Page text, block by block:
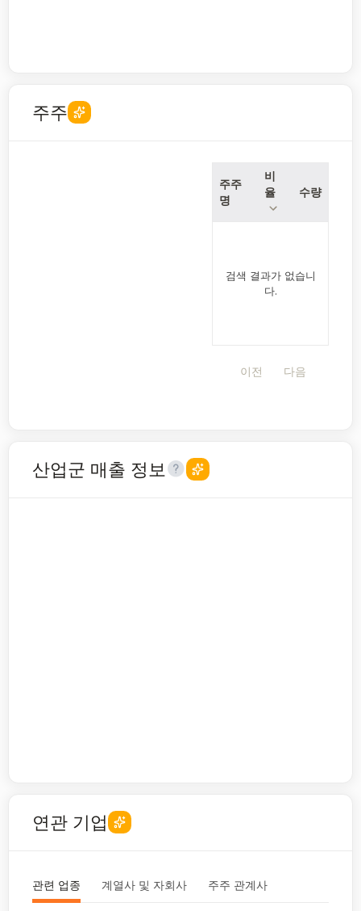
주주
주주
명
비
율
수량
검색 결과가 없습니
다.
이전 다음
산업군 매출 정보
연관 기업
관련 업종 계열사 및 자회사 주주 관계사